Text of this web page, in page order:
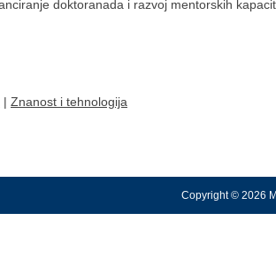
doktoranada i razvoj mentorskih
| Znanost i tehnologija
Copyright © 2026